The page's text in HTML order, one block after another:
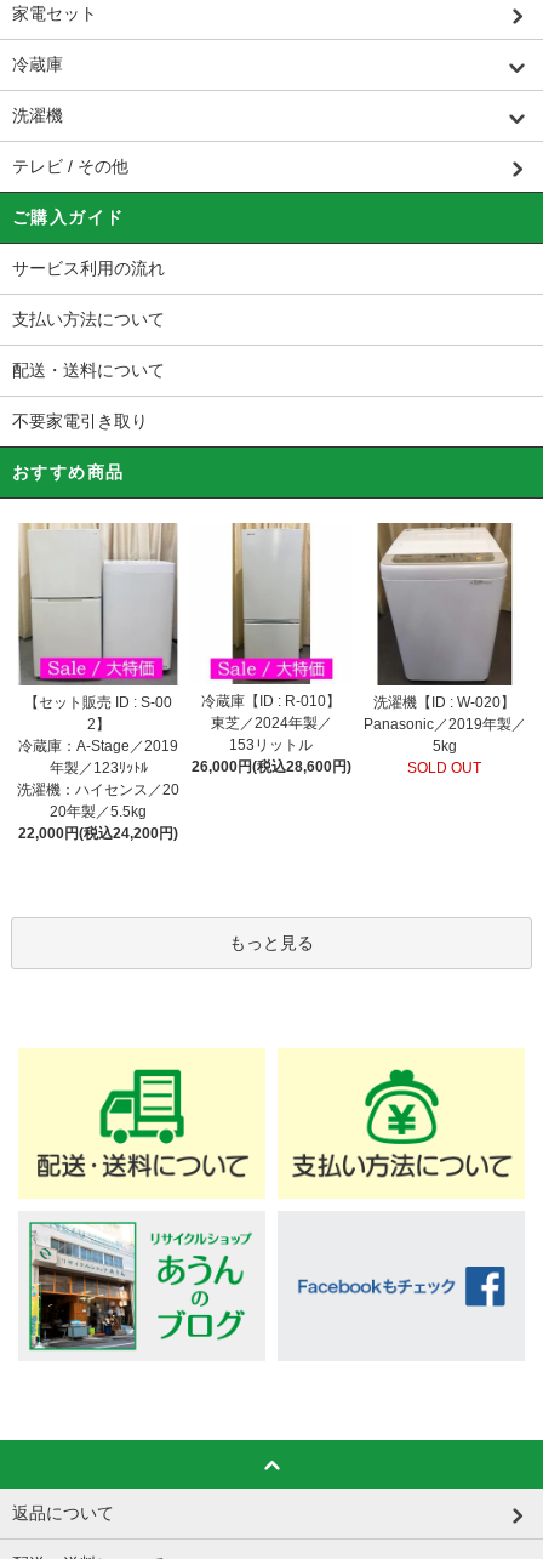
家電セット
冷蔵庫
洗濯機
テレビ / その他
ご購入ガイド
サービス利用の流れ
支払い方法について
配送・送料について
不要家電引き取り
おすすめ商品
【セット販売 ID : S-00
2】
冷蔵庫：A-Stage／2019
年製／123ﾘｯﾄﾙ
洗濯機：ハイセンス／20
20年製／5.5kg
22,000円(税込24,200円)
冷蔵庫【ID : R-010】
東芝／2024年製／
153リットル
26,000円(税込28,600円)
洗濯機【ID : W-020】
Panasonic／2019年製／
5kg
SOLD OUT
もっと見る
返品について